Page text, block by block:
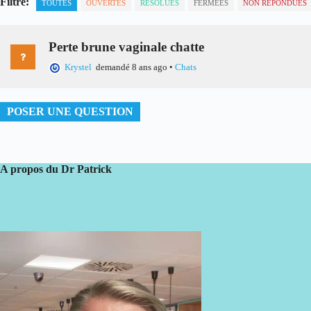
TOUTES OUVERTES RÉSOLUES FERMÉES NON RÉPONDUES
Perte brune vaginale chatte
Krystel demandé 8 ans ago • Chats
POSER UNE QUESTION
A propos du Dr Patrick